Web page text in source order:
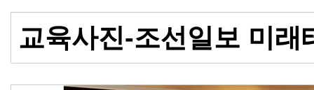
교육사진-조선일보 미